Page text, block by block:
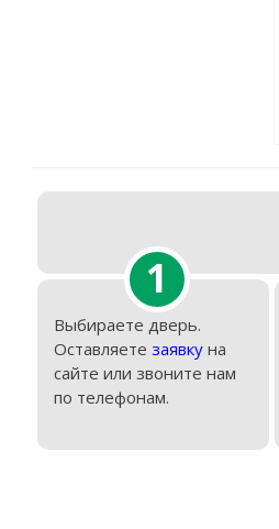
1
Выбираете дверь.
Оставляете заявку на
сайте или звоните нам
по телефонам.